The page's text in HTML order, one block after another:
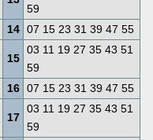
59
14 07 15 23 31 39 47 55
15
03 11 19 27 35 43 51
59
16 07 15 23 31 39 47 55
17
03 11 19 27 35 43 51
59